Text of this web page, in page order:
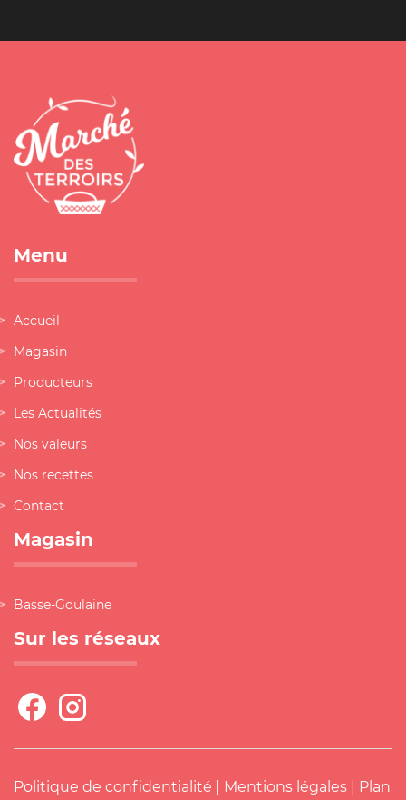
Menu
Accueil
Magasin
Producteurs
Les Actualités
Nos valeurs
Nos recettes
Contact
Magasin
Basse-Goulaine
Sur les réseaux
Politique de confidentialité Mentions légales Plan